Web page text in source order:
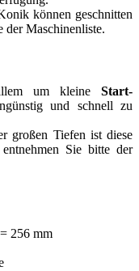
können geschnitten
der Maschinenliste.
um kleine Start-
und schnell zu
großen Tiefen ist diese
Sie bitte der
256 mm